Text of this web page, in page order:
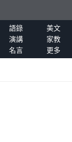
語錄
美文
演講
家教
名言 更多